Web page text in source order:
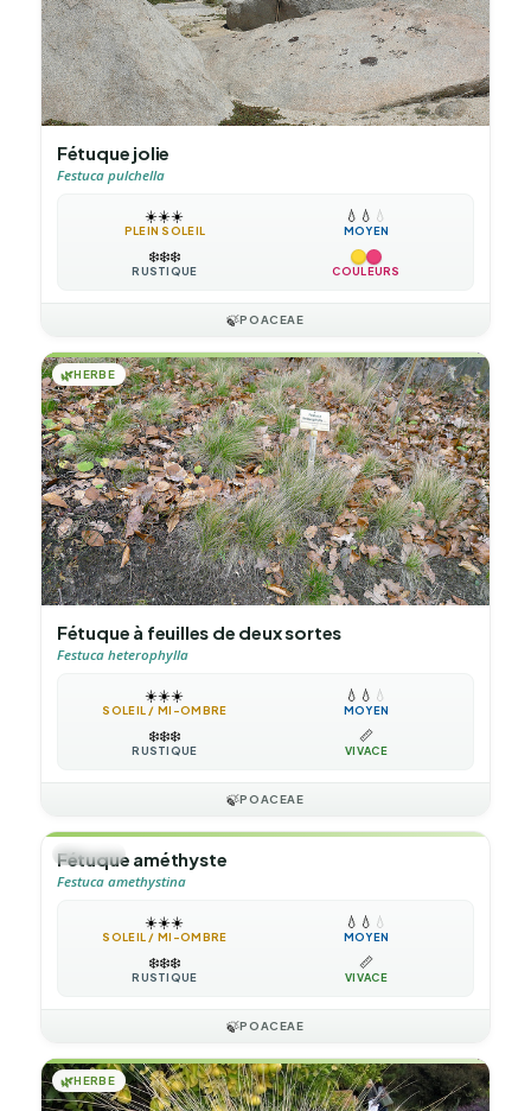
Fétuque jolie
Festuca pulchella
☀️☀️☀️
PLEIN SOLEIL
💧 💧 💧
MOYEN
❄️❄️❄️
RUSTIQUE COULEURS
🍃POACEAE
🌿HERBE
Fétuque à feuilles de deux sortes
Festuca heterophylla
☀️☀️☀️
SOLEIL / MI-OMBRE
💧 💧 💧
MOYEN
❄️❄️❄️
RUSTIQUE
📏
VIVACE
🍃POACEAE
🌿HERBE
Fétuque améthyste
Festuca amethystina
☀️☀️☀️
SOLEIL / MI-OMBRE
💧 💧 💧
MOYEN
❄️❄️❄️
RUSTIQUE
📏
VIVACE
🍃POACEAE
🌿HERBE